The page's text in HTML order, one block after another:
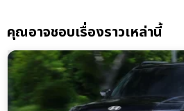
คุณอาจชอบเรื่องราวเหล่านี้